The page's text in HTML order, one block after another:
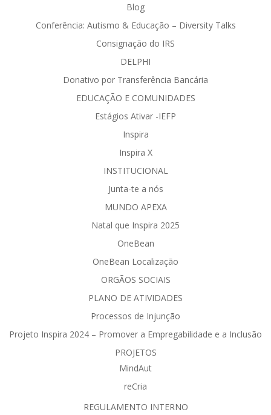
Blog
Conferência: Autismo & Educação – Diversity Talks
Consignação do IRS
DELPHI
Donativo por Transferência Bancária
EDUCAÇÃO E COMUNIDADES
Estágios Ativar -IEFP
Inspira
Inspira X
INSTITUCIONAL
Junta-te a nós
MUNDO APEXA
Natal que Inspira 2025
OneBean
OneBean Localização
ORGÃOS SOCIAIS
PLANO DE ATIVIDADES
Processos de Injunção
Projeto Inspira 2024 – Promover a Empregabilidade e a Inclusão
PROJETOS
MindAut
reCria
REGULAMENTO INTERNO